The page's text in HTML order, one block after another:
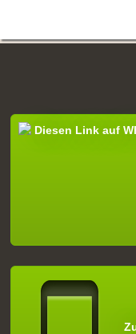
Diesen Link auf